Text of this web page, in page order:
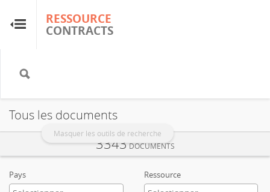
RESSOURCE
CONTRACTS
Masquer les outils de recherche
RESSOURCE
CONTRACTS
Accueil
À propos
FAQ
Tous les documents
Pays Ressource
3343DOCUMENTS